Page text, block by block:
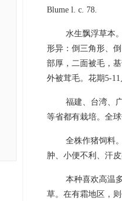
Blume l. c. 78.
水生飘浮草本
形异：倒三角形、
部厚，二面被毛，
外被茸毛。花期5-
福建、台湾、
等省都有栽培。全
全株作猪饲料
肿、小便不利、汗
本种喜欢高温
草。在有霜地区，